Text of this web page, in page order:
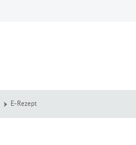
E-Rezept